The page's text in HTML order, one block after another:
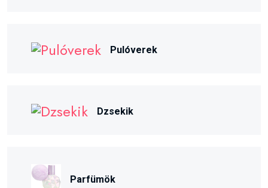
Pulóverek
Dzsekik
Parfümök